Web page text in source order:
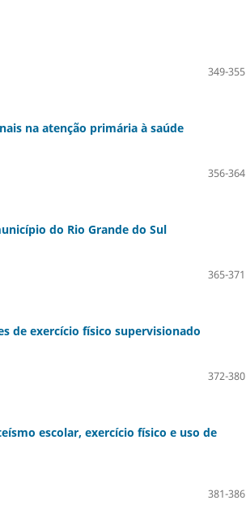
349-355
na atenção primária à saúde
356-364
do Rio Grande do Sul
365-371
de exercício físico supervisionado
372-380
escolar, exercício físico e uso de
381-386